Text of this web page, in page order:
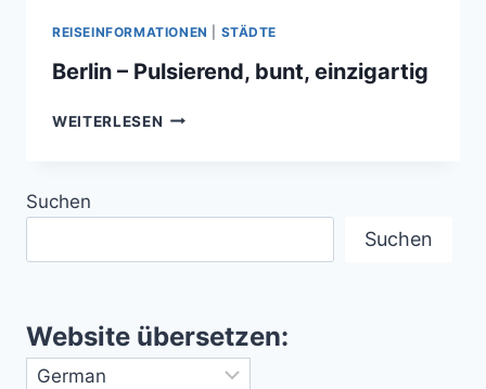
REISEINFORMATIONEN STÄDTE
Berlin – Pulsierend, bunt, einzigartig
WEITERLESEN BERLIN
Suchen
Suchen
Website übersetzen: